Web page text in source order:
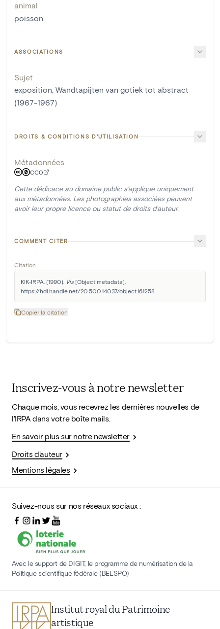
animal
poisson
ASSOCIATIONS
Sujet
exposition, Wandtapijten van gotiek tot abstract
(1967-1967)
DROITS & CONDITIONS D'UTILISATION
Métadonnées
CC0
Cette dédicace au domaine public s'applique uniquement
aux métadonnées. Les photographies associées peuvent
avoir leur propre licence ou statut de droits d'auteur.
COMMENT CITER
Citation
KIK-IRPA. (1990). Vis [Object metadata].
https://hdl.handle.net/20.500.14037/object.161258
Copier la citation
Inscrivez-vous à notre newsletter
Chaque mois, vous recevrez les dernières nouvelles de
l'IRPA dans votre boîte mails.
En savoir plus sur notre newsletter
Droits d'auteur
Mentions légales
Suivez-nous sur nos réseaux sociaux :
Avec le support de DIGIT, le programme de numérisation de la
Politique scientifique fédérale (BELSPO)
Institut royal du Patrimoine
artistique